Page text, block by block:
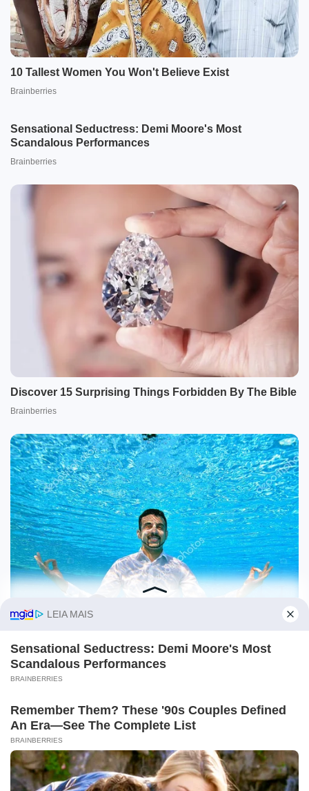
O site Campo Maior Em Foco utiliza cookies e outras
tecnologias semelhantes para recomendar conteúdo de seu
interesse. Ao prosseguir, você concorda com tal
monitoramento.Leia mais CONCORDO